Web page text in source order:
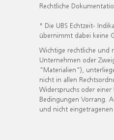
Rechtliche
* Die UBS Echtzeit-
übernimmt dabei keine
Wichtige rechtliche und
Unternehmen oder
"Materialien"),
nicht in allen
Widerspruchs oder
Bedingungen Vorrang.
und nicht